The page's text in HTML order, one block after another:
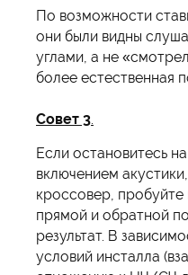
По возможности
они были видны
углами, а не
более естественная
Совет 3
Если остановитесь
включением
кроссовер, пробуйте
прямой и обратной
результат. В
условий инсталла